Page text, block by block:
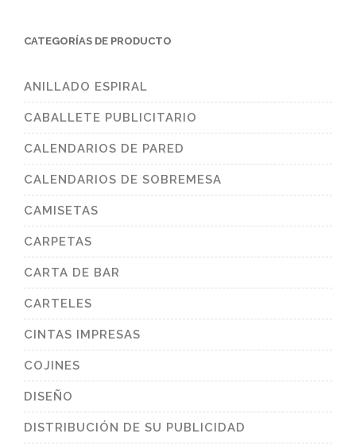
CATEGORÍAS DE PRODUCTO
ANILLADO ESPIRAL
CABALLETE PUBLICITARIO
CALENDARIOS DE PARED
CALENDARIOS DE SOBREMESA
CAMISETAS
CARPETAS
CARTA DE BAR
CARTELES
CINTAS IMPRESAS
COJINES
DISEÑO
DISTRIBUCIÓN DE SU PUBLICIDAD